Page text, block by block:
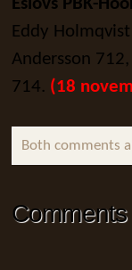
Eslövs PBK-
Eddy
Andersson
714. (18
Both comments